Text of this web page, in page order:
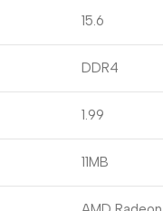
15.6
DDR4
1.99
11MB